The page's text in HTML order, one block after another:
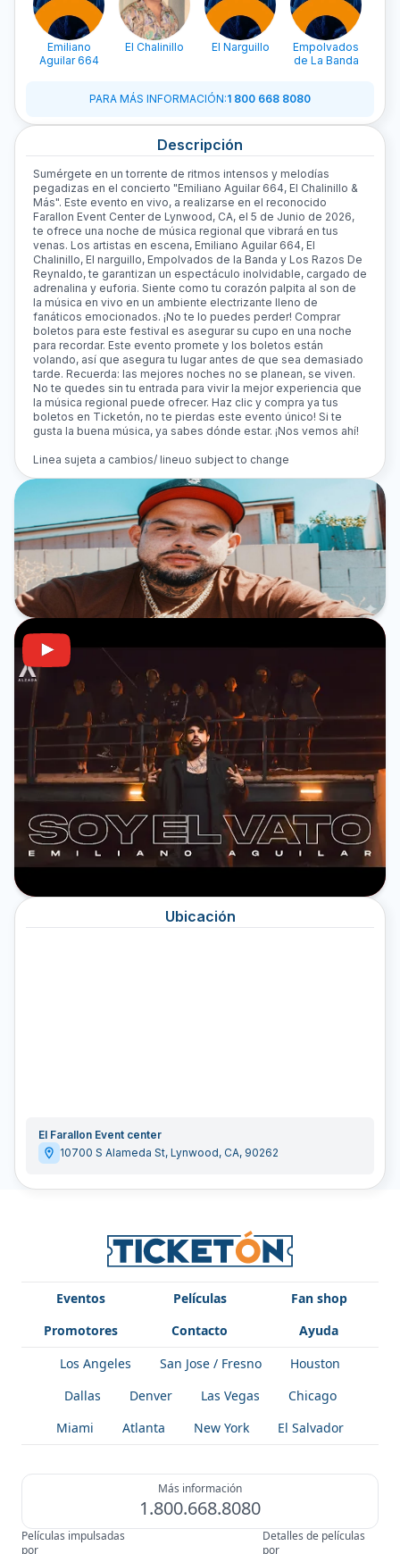
Emiliano
Aguilar 664
El Chalinillo El Narguillo
Empolvados
de La Banda
PARA MÁS INFORMACIÓN:1 800 668 8080
Descripción
Sumérgete en un torrente de ritmos intensos y melodías
pegadizas en el concierto "Emiliano Aguilar 664, El Chalinillo &
Más". Este evento en vivo, a realizarse en el reconocido
Farallon Event Center de Lynwood, CA, el 5 de Junio de 2026,
te ofrece una noche de música regional que vibrará en tus
venas. Los artistas en escena, Emiliano Aguilar 664, El
Chalinillo, El narguillo, Empolvados de la Banda y Los Razos De
Reynaldo, te garantizan un espectáculo inolvidable, cargado de
adrenalina y euforia. Siente como tu corazón palpita al son de
la música en vivo en un ambiente electrizante lleno de
fanáticos emocionados. ¡No te lo puedes perder! Comprar
boletos para este festival es asegurar su cupo en una noche
para recordar. Este evento promete y los boletos están
volando, así que asegura tu lugar antes de que sea demasiado
tarde. Recuerda: las mejores noches no se planean, se viven.
No te quedes sin tu entrada para vivir la mejor experiencia que
la música regional puede ofrecer. Haz clic y compra ya tus
boletos en Ticketón, no te pierdas este evento único! Si te
gusta la buena música, ya sabes dónde estar. ¡Nos vemos ahí!
Linea sujeta a cambios/ lineuo subject to change
Ubicación
El Farallon Event center
10700 S Alameda St, Lynwood, CA, 90262
Eventos Películas
Fan shop
Promotores
Contacto
Ayuda
Los Angeles
San Jose / Fresno
Houston
Dallas
Denver Las Vegas
Chicago
Miami
Atlanta New York El Salvador
Más información
1.800.668.8080
Películas impulsadas
por
Detalles de películas
por